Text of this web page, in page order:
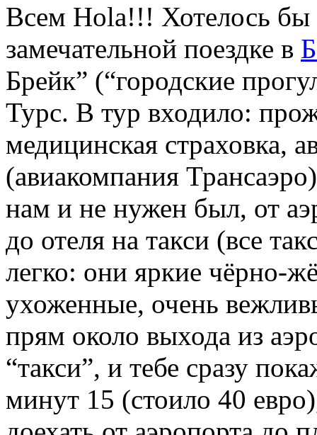
Всем Hola!!! Хотелось бы
замечательной поездке в
Брейк” (“городские
Турс. В тур входило:
медицинская страховка,
(авиакомпания
нам и не нужен был, от
до отеля на такси (все
легко: они яркие чёрно-
ухоженные, очень
прям около выхода из
“такси”, и тебе сразу
минут 15 (стоило 40